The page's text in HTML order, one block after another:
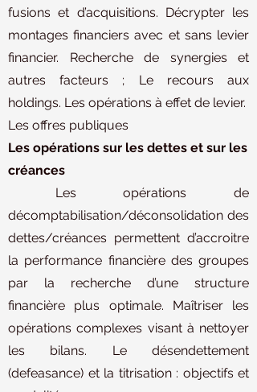
fusions et d’acquisitions. Décrypter les
montages financiers avec et sans levier
financier. Recherche de synergies et
autres facteurs ; Le recours aux
holdings. Les opérations à effet de levier.
Les offres publiques
Les opérations sur les dettes et sur les
créances
Les opérations de
décomptabilisation/déconsolidation des
dettes/créances permettent d’accroitre
la performance financière des groupes
par la recherche d’une structure
financière plus optimale. Maîtriser les
opérations complexes visant à nettoyer
les bilans. Le désendettement
(defeasance) et la titrisation : objectifs et